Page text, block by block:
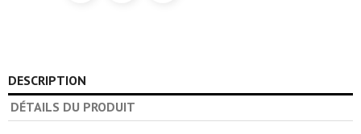
DESCRIPTION
DÉTAILS DU PRODUIT